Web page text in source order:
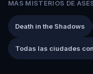
MÁS MISTERIOS DE
Death in the Shadows
Todas las ciudades